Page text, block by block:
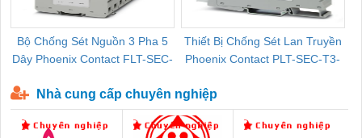
Bộ Chống Sét Nguồn 3 Pha 5
Dây Phoenix Contact FLT-SEC-
Thiết Bị Chống Sét Lan Truyền
Phoenix Contact PLT-SEC-T3-
Nhà cung cấp chuyên nghiệp